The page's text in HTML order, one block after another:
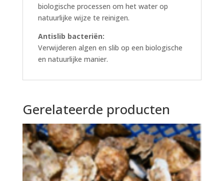
biologische processen om het water op
natuurlijke wijze te reinigen.
Antislib bacteriën:
Verwijderen algen en slib op een biologische
en natuurlijke manier.
Gerelateerde producten